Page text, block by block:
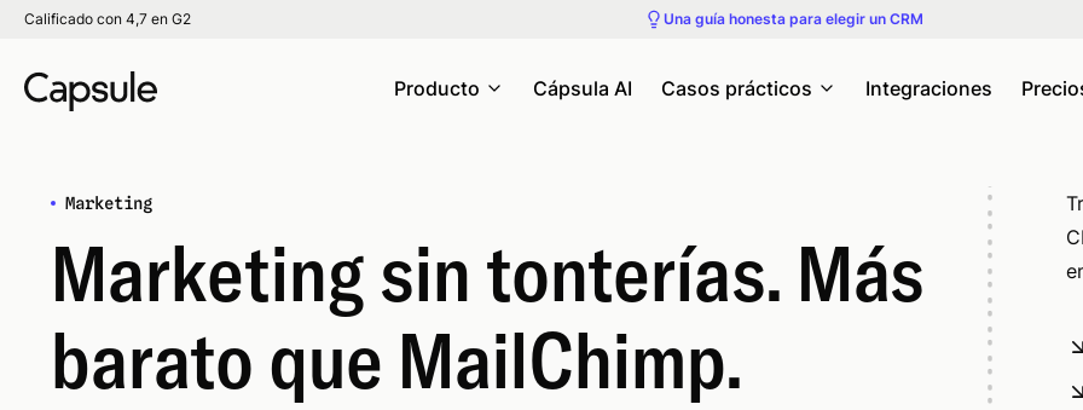
Calificado con 4,7 en G2 Una guía honesta para elegir un CRM
Producto Cápsula AI Casos prácticos Integraciones
Marketing
Marketing sin tonterías. Más
barato que MailChimp.